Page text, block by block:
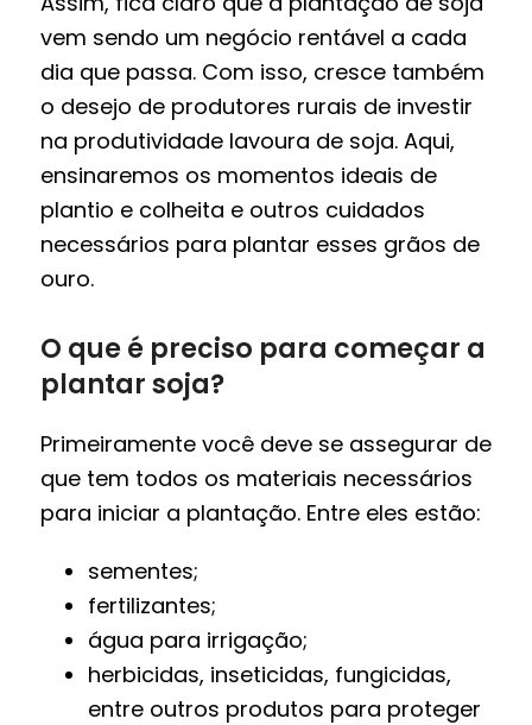
vem sendo um negócio rentável a cada
dia que passa. Com isso, cresce também
o desejo de produtores rurais de investir
na produtividade lavoura de soja. Aqui,
ensinaremos os momentos ideais de
plantio e colheita e outros cuidados
necessários para plantar esses grãos de
ouro.
O que é preciso para começar a
plantar soja?
Primeiramente você deve se assegurar de
que tem todos os materiais necessários
para iniciar a plantação. Entre eles estão:
sementes;
fertilizantes;
água para irrigação;
herbicidas, inseticidas, fungicidas,
entre outros produtos para proteger